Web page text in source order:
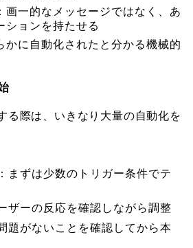
：画一的なメッセージではなく、あ
ションを持たせる
かに自動化されたと分かる機械的
る際は、いきなり大量の自動化を
：まずは少数のトリガー条件でテ
ザーの反応を確認しながら調整
題がないことを確認してから本